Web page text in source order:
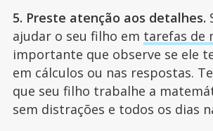
5. Preste atenção aos detalhes.
ajudar o seu filho em tarefas de
importante que observe se ele
em cálculos ou nas respostas.
que seu filho trabalhe a
sem distrações e todos os dias